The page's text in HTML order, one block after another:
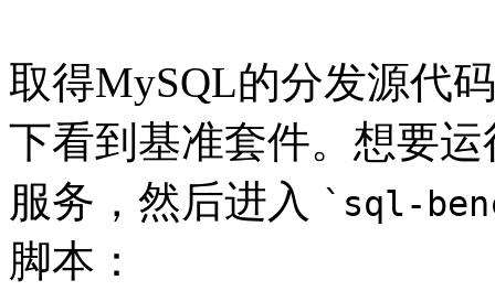
取得MySQL的分发源代
下看到基准套件。想要
服务，然后进入
`sql-
脚本：